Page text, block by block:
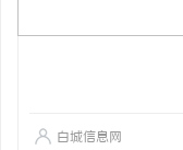
白城信息网